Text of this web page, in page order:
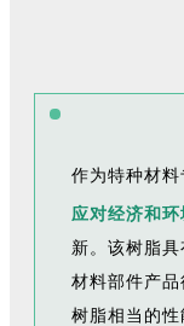
作为特种材料
应对经济和环
新。该树脂
材料部件产
树脂相当的性